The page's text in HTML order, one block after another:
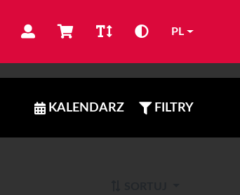
PL
KALENDARZ FILTRY